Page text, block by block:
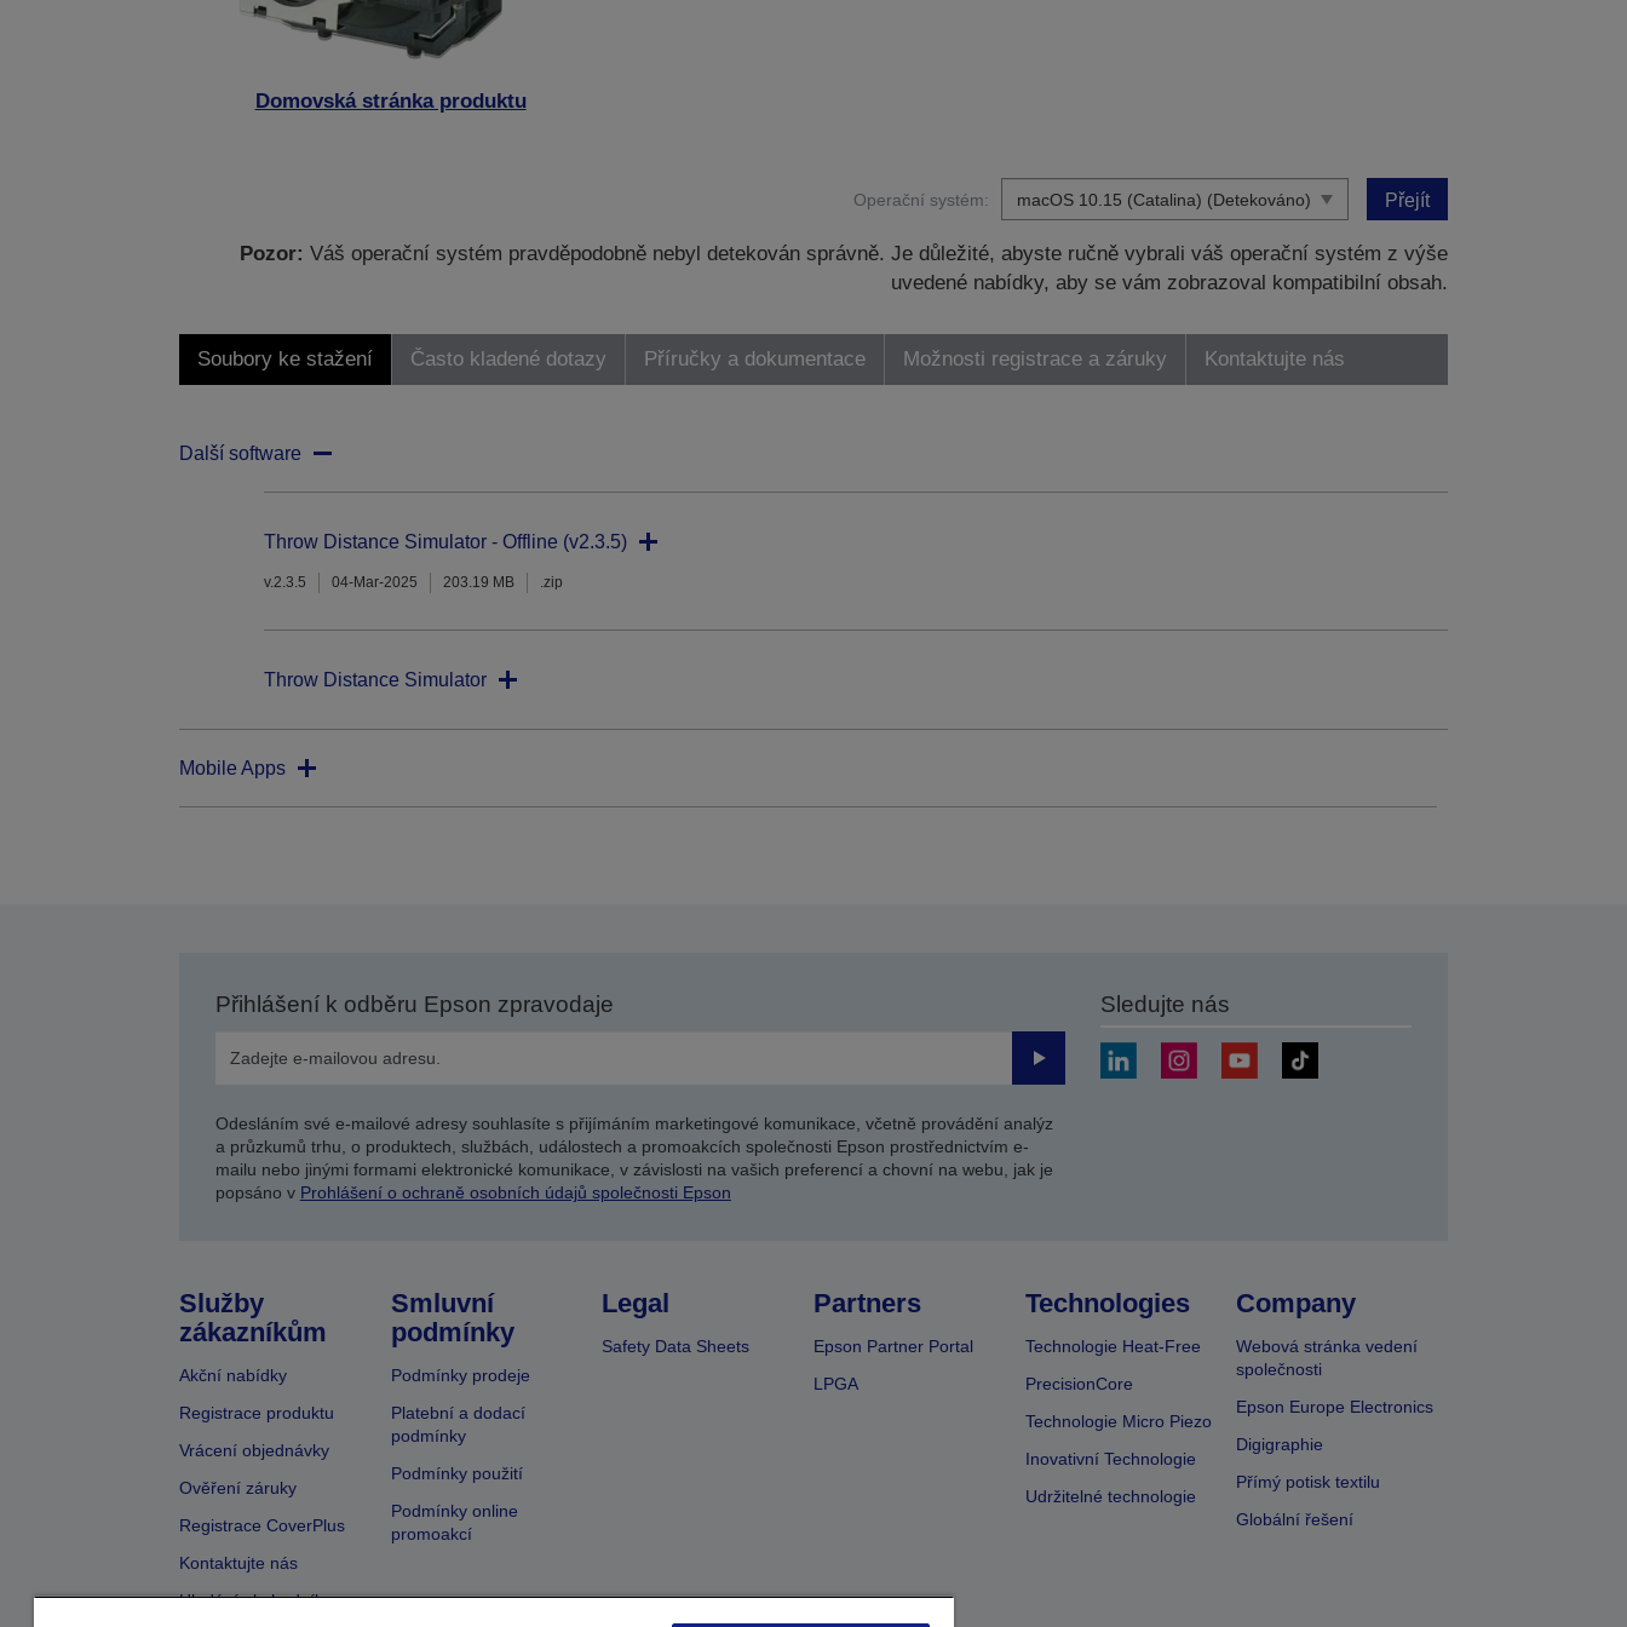
Domovská stránka produktu
Operační systém: Přejít
Pozor: Váš operační systém pravděpodobně nebyl detekován správně. Je důležité, abyste ručně vybrali váš operační systém z výše
uvedené nabídky, aby se vám zobrazoval kompatibilní obsah.
Soubory ke stažení Často kladené dotazy Příručky a dokumentace Možnosti registrace a záruky Kontaktujte nás
Další software
Throw Distance Simulator - Offline (v2.3.5)
v.2.3.5 04-Mar-2025 203.19 MB .zip
Throw Distance Simulator
Mobile Apps
Přihlášení k odběru Epson zpravodaje
Odeslat
Odesláním své e-mailové adresy souhlasíte s přijímáním marketingové komunikace, včetně provádění analýz
a průzkumů trhu, o produktech, službách, událostech a promoakcích společnosti Epson prostřednictvím e-
mailu nebo jinými formami elektronické komunikace, v závislosti na vašich preferencí a chovní na webu, jak je
popsáno v Prohlášení o ochraně osobních údajů společnosti Epson
Sledujte nás
Služby
zákazníkům
Akční nabídky
Registrace produktu
Vrácení objednávky
Ověření záruky
Registrace CoverPlus
Kontaktujte nás
Hledání obchodníka
Smluvní
podmínky
Podmínky prodeje
Platební a dodací
podmínky
Podmínky použití
Podmínky online
promoakcí
Legal
Safety Data Sheets
Partners
Epson Partner Portal
LPGA
Technologies
Technologie Heat-Free
PrecisionCore
Technologie Micro Piezo
Inovativní Technologie
Udržitelné technologie
Company
Webová stránka vedení
společnosti
Epson Europe Electronics
Digigraphie
Přímý potisk textilu
Globální řešení